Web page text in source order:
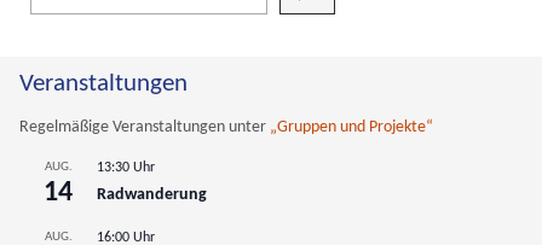
Veranstaltungen
Regelmäßige Veranstaltungen unter „Gruppen und Projekte“
AUG.
14
13:30 Uhr
Radwanderung
AUG. 16:00 Uhr